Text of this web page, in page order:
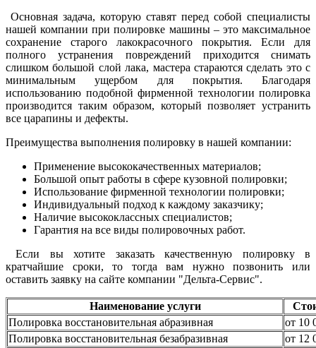
Основная задача, которую ставят перед собой специалисты
нашей компании при полировке машины – это максимальное
сохранение старого лакокрасочного покрытия. Если для
полного устранения повреждений приходится снимать
слишком большой слой лака, мастера стараются сделать это с
минимальным ущербом для покрытия. Благодаря
использованию подобной фирменной технологии полировка
производится таким образом, который позволяет устранить
все царапины и дефекты.
Преимущества выполнения полировку в нашей компании:
Применение высококачественных материалов;
Большой опыт работы в сфере кузовной полировки;
Использование фирменной технологии полировки;
Индивидуальный подход к каждому заказчику;
Наличие высококлассных специалистов;
Гарантия на все виды полировочных работ.
Если вы хотите заказать качественную полировку в
кратчайшие сроки, то тогда вам нужно позвонить или
оставить заявку на сайте компании "Дельта-Сервис".
Наименование услуги
Полировка восстановительная абразивная
от 10
Полировка восстановительная безабразивная
от 12